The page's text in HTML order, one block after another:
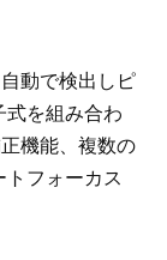
動で検出しピ
式を組み合わ
機能、複数の
フォーカス